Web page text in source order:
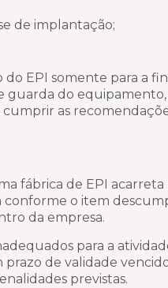
de implantação;
EPI somente para a
do equipamento,
as
fábrica de EPI acarreta
o item
da empresa.
para a
de validade
previstas.